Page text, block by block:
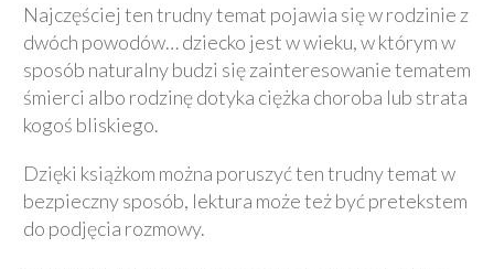
Najczęściej ten trudny temat pojawia się w rodzinie z
dwóch powodów… dziecko jest w wieku, w którym w
sposób naturalny budzi się zainteresowanie tematem
śmierci albo rodzinę dotyka ciężka choroba lub strata
kogoś bliskiego.
Dzięki książkom można poruszyć ten trudny temat w
bezpieczny sposób, lektura może też być pretekstem
do podjęcia rozmowy.